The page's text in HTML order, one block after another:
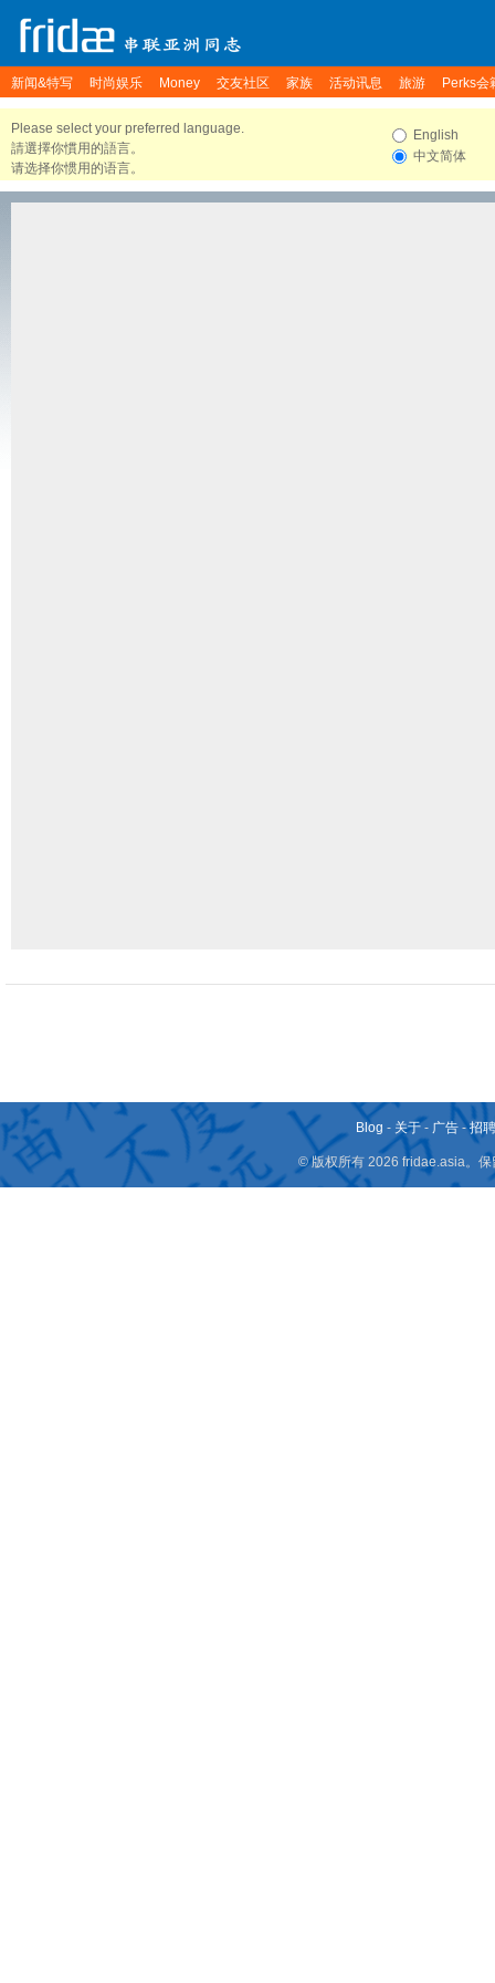
新闻&特写 时尚娱乐 Money 交友社区 家族 活动讯息 旅游 Perks会
Please select your preferred language.
請選擇你慣用的語言。
请选择你惯用的语言。
English
中文简体
Blog - 关于 - 广告 -招
© 版权所有 2026 fridae.asia。